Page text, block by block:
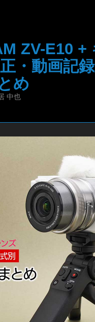
ZV-E10 +
・動画記
め
中也